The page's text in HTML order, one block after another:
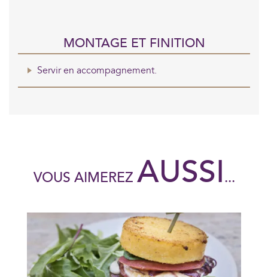
MONTAGE ET FINITION
Servir en accompagnement.
VOUS AIMEREZAUSSI...